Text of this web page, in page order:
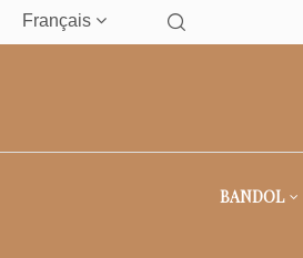
Français
BANDOL